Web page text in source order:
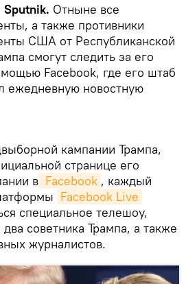
Отныне все
а также противники
США от Республиканской
смогут следить за его
Facebook, где его штаб
ежедневную новостную
кампании Трампа,
странице его
в Facebook , каждый
Facebook Live
специальное телешоу,
советника Трампа, а также
журналистов.